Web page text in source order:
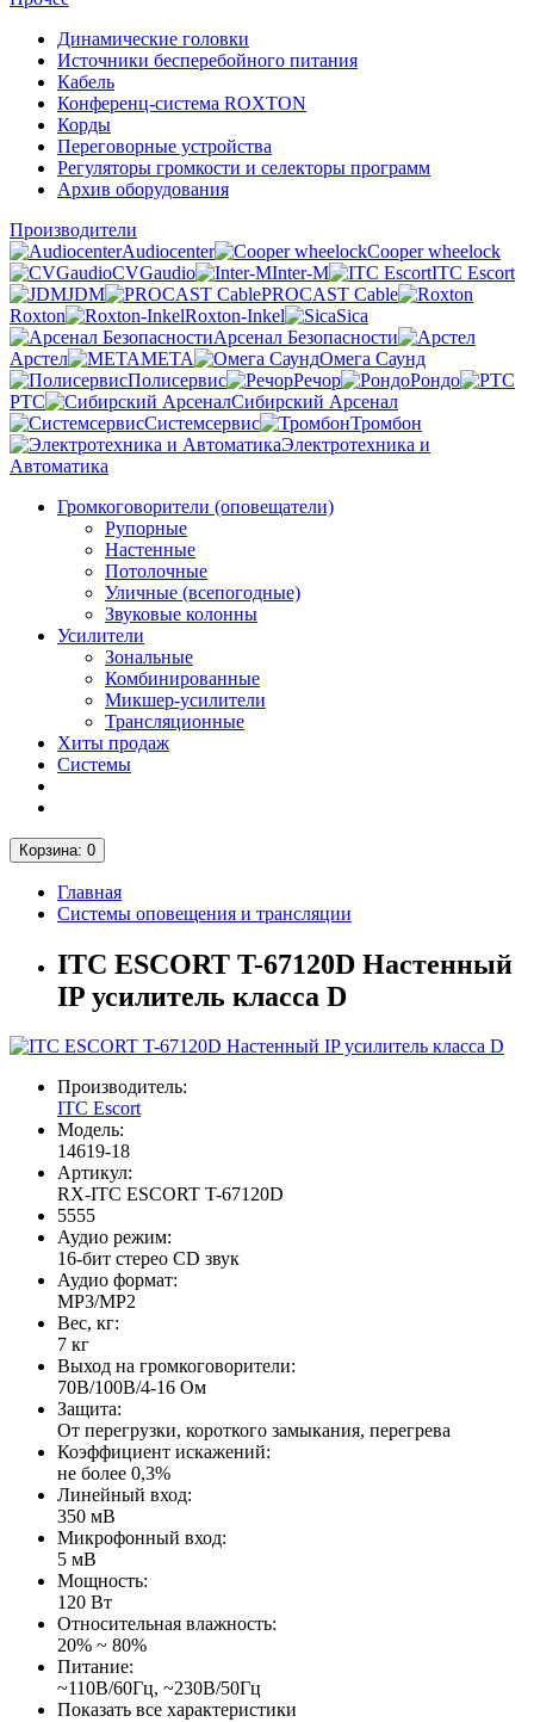
Динамические головки
Источники бесперебойного питания
Кабель
Конференц-система ROXTON
Корды
Переговорные устройства
Регуляторы громкости и селекторы программ
Архив оборудования
Производители
Audiocenter
Cooper wheelock
CVGaudio
Inter-M
ITC Escort
JDM
PROCAST Cable
Roxton
Roxton-Inkel
Sica
Арсенал Безопасности
Арстел
МЕТА
Омега Саунд
Полисервис
Речор
Рондо
РТС
Сибирский Арсенал
Системсервис
Тромбон
Электротехника и
Автоматика
Громкоговорители (оповещатели)
Рупорные
Настенные
Потолочные
Уличные (всепогодные)
Звуковые колонны
Усилители
Зональные
Комбинированные
Микшер-усилители
Трансляционные
Хиты продаж
Системы
Корзина: 0
Главная
Системы оповещения и трансляции
ITC ESCORT T-67120D Настенный
IP усилитель класса D
Производитель:
ITC Escort
Модель:
14619-18
Артикул:
RX-ITC ESCORT T-67120D
5555
Аудио режим:
16-бит стерео CD звук
Аудио формат:
MP3/MP2
Вес, кг:
7 кг
Выход на громкоговорители:
70В/100В/4-16 Ом
Защита:
От перегрузки, короткого замыкания, перегрева
Коэффициент искажений:
не более 0,3%
Линейный вход:
350 мВ
Микрофонный вход:
5 мВ
Мощность:
120 Вт
Относительная влажность:
20% ~ 80%
Питание:
~110В/60Гц, ~230В/50Гц
Показать все характеристики